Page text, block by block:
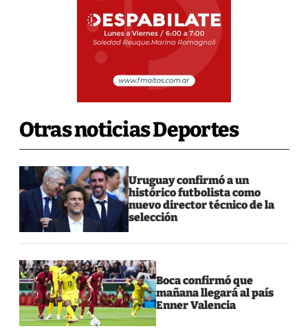
Otras noticias Deportes
Uruguay confirmó a un
histórico futbolista como
nuevo director técnico de la
selección
Boca confirmó que
mañana llegará al país
Enner Valencia